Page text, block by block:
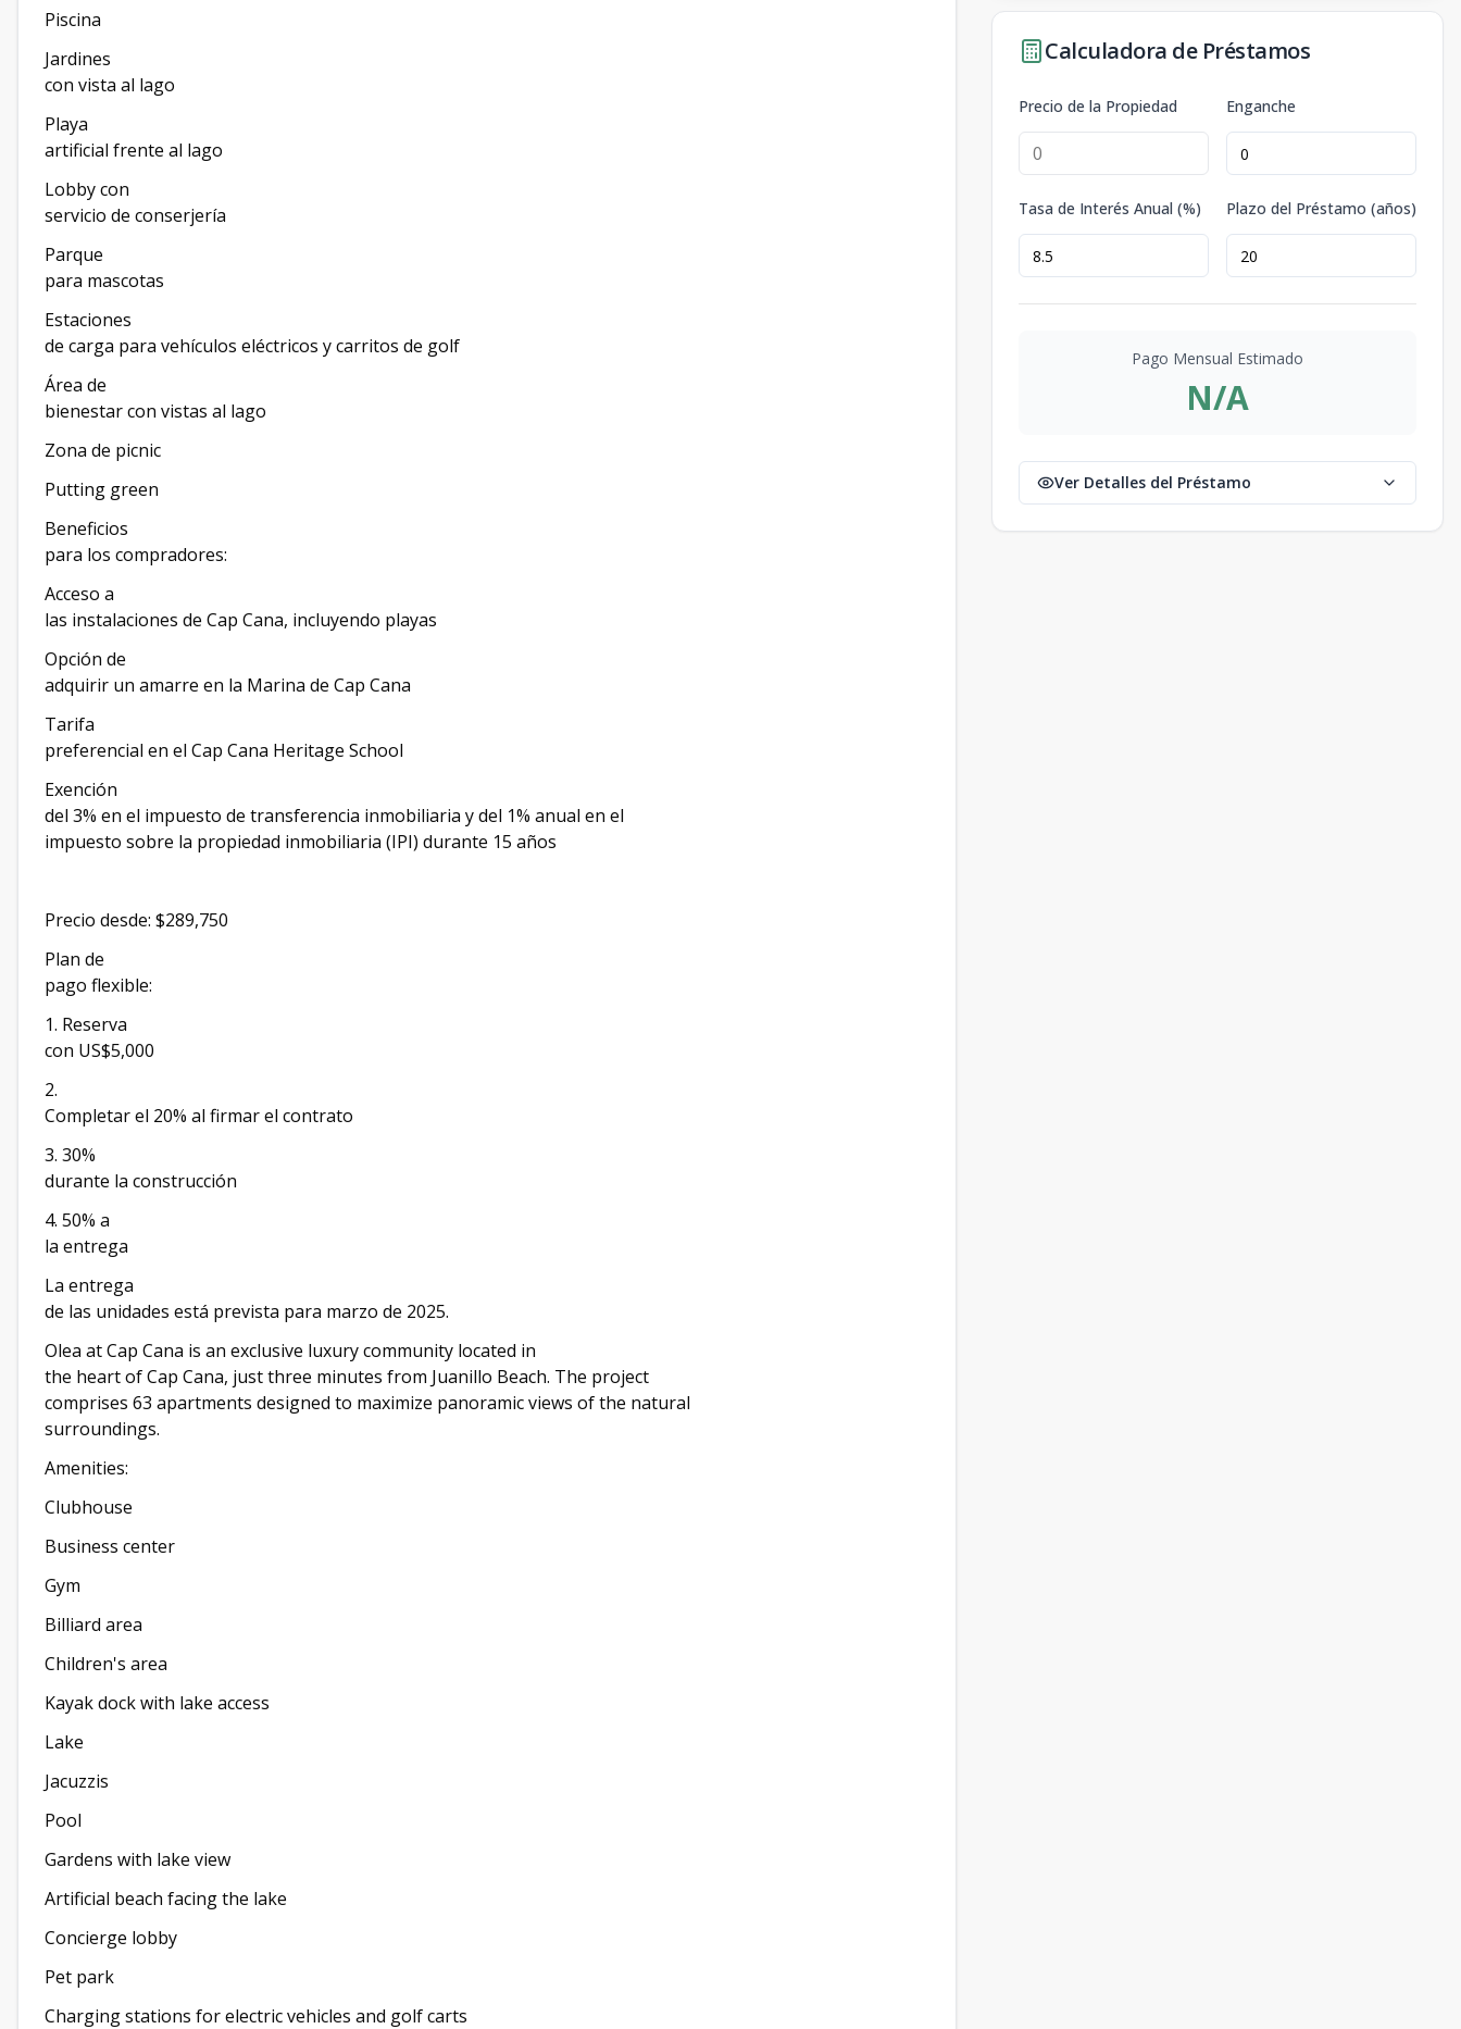
Piscina
Jardines
con vista al lago
Playa
artificial frente al lago
Lobby con
servicio de conserjería
Parque
para mascotas
Estaciones
de carga para vehículos eléctricos y carritos de golf
Área de
bienestar con vistas al lago
Zona de picnic
Putting green
Beneficios
para los compradores:
Acceso a
las instalaciones de Cap Cana, incluyendo playas
Opción de
adquirir un amarre en la Marina de Cap Cana
Tarifa
preferencial en el Cap Cana Heritage School
Exención
del 3% en el impuesto de transferencia inmobiliaria y del 1% anual en el
impuesto sobre la propiedad inmobiliaria (IPI) durante 15 años
Precio desde: $289,750
Plan de
pago flexible:
1. Reserva
con US$5,000
2.
Completar el 20% al firmar el contrato
3. 30%
durante la construcción
4. 50% a
la entrega
La entrega
de las unidades está prevista para marzo de 2025.
Olea at Cap Cana is an exclusive luxury community located in
the heart of Cap Cana, just three minutes from Juanillo Beach. The project
comprises 63 apartments designed to maximize panoramic views of the natural
surroundings.
Amenities:
Clubhouse
Business center
Gym
Billiard area
Children's area
Kayak dock with lake access
Lake
Jacuzzis
Pool
Gardens with lake view
Artificial beach facing the lake
Concierge lobby
Pet park
Charging stations for electric vehicles and golf carts
Calculadora de Préstamos
Precio de la Propiedad Enganche
Tasa de Interés Anual (%) Plazo del Préstamo (años)
Pago Mensual Estimado
N/A
Ver Detalles del Préstamo